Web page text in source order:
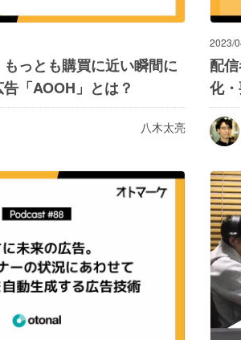
っとも購買に近い瞬間に
「AOOH」とは？
八木太亮
2023/
配
化